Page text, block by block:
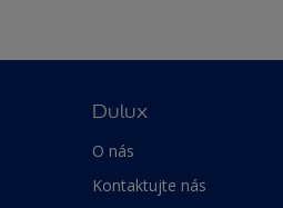
Dulux
O nás
Kontaktujte nás